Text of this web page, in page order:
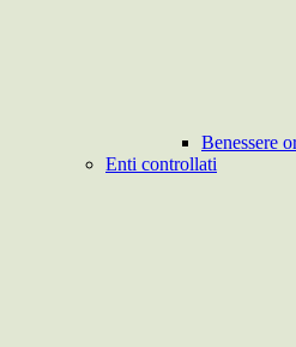
Benessere
Enti controllati